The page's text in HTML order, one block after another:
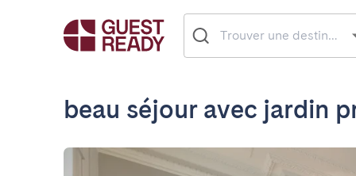
beau séjour avec jardin